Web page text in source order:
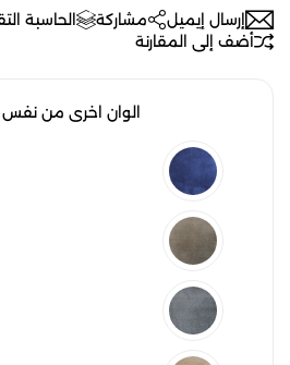
إرسال إيميل مشاركة الحاسبة
أضف إلى المقارنة
الوان اخرى من نفس